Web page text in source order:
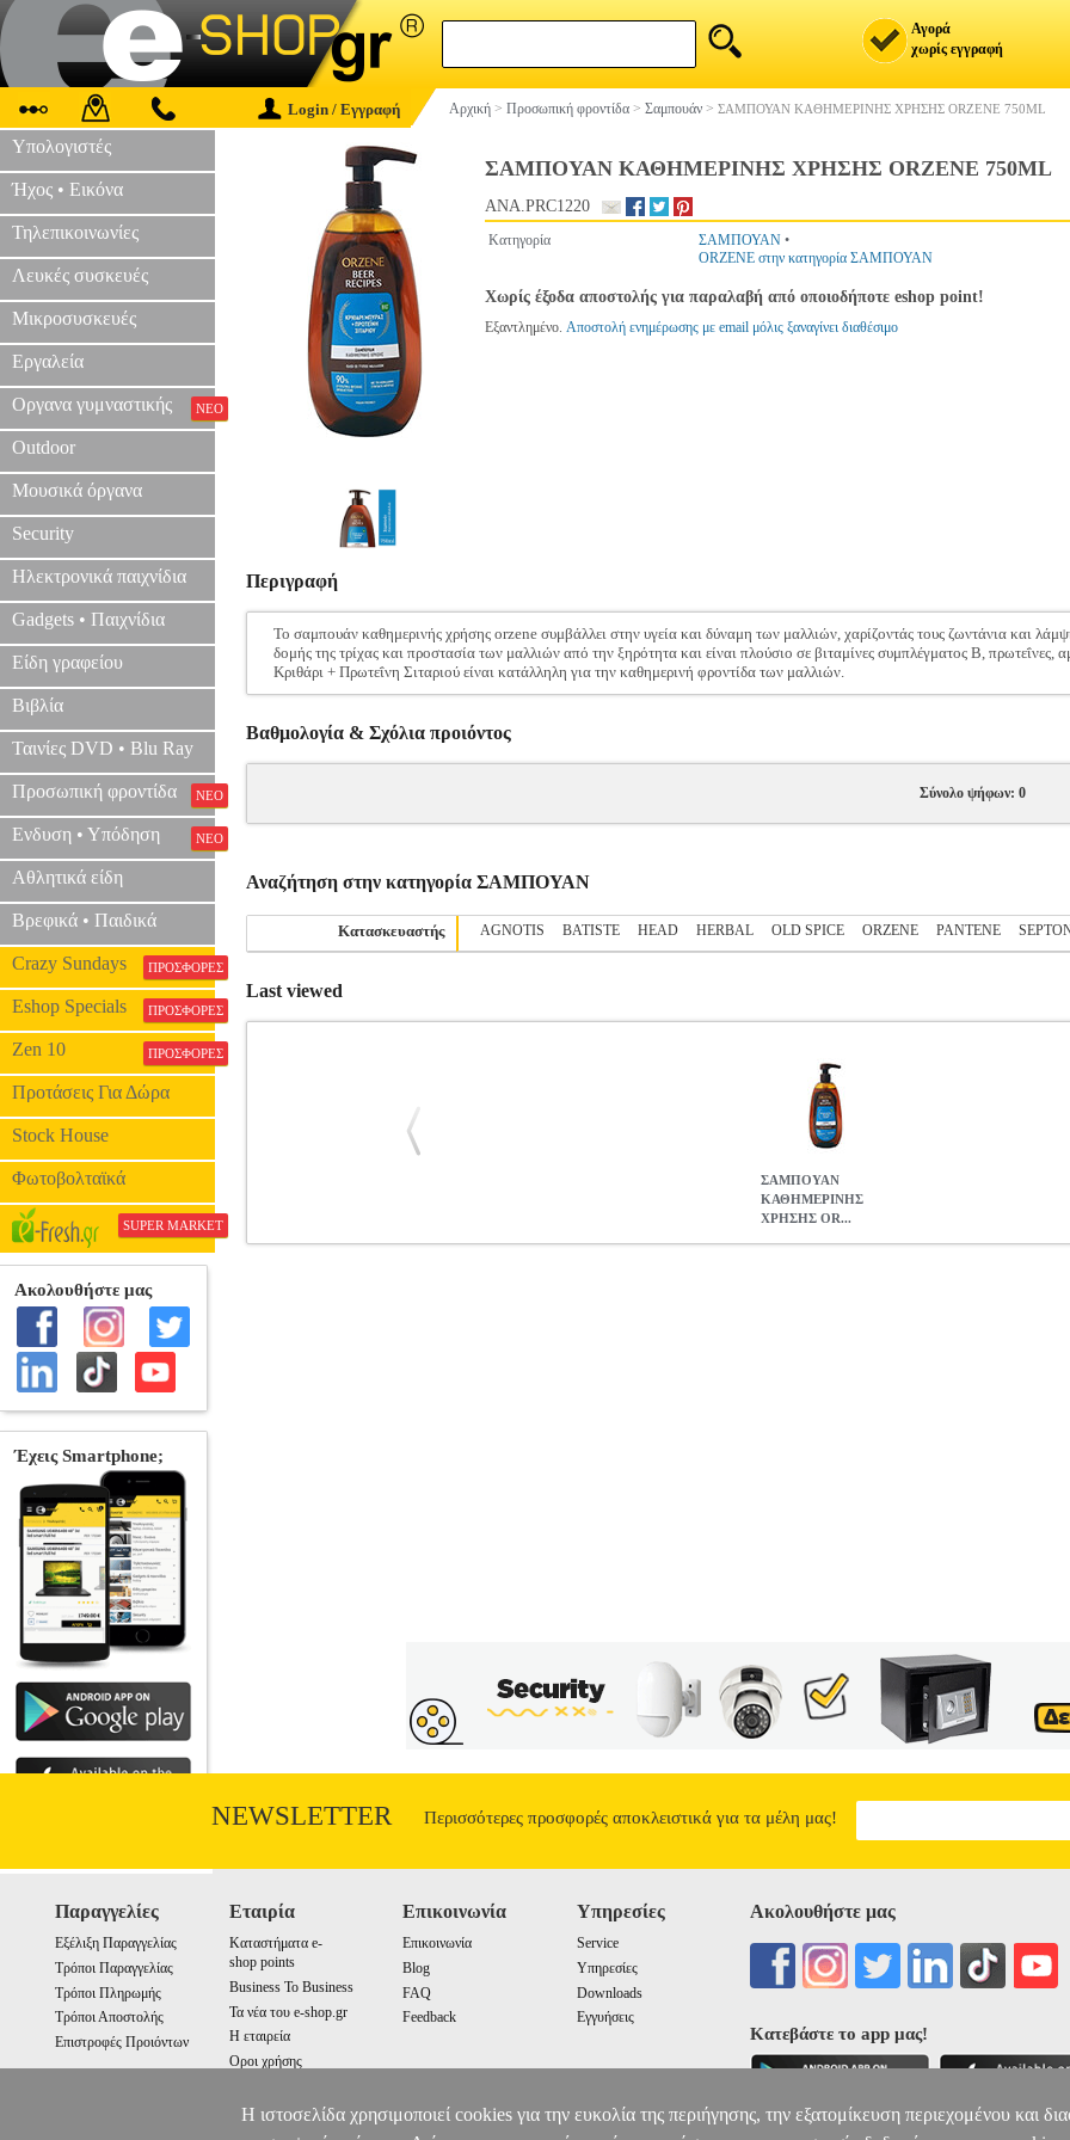
Αγορά
χωρίς εγγραφή
Login / Εγγραφή Αρχική > Προσωπική φροντίδα > Σαμπουάν > ΣΑΜΠΟΥΑΝ ΚΑΘΗΜΕΡΙΝΗΣ ΧΡΗΣΗΣ ORZENE 750ML
Υπολογιστές
Ήχος • Εικόνα
Τηλεπικοινωνίες
Λευκές συσκευές
Μικροσυσκευές
Εργαλεία
Οργανα γυμναστικής ΝΕΟ
Outdoor
Μουσικά όργανα
Security
Ηλεκτρονικά παιχνίδια
Gadgets • Παιχνίδια
Είδη γραφείου
Βιβλία
Ταινίες DVD • Blu Ray
Προσωπική φροντίδα ΝΕΟ
Ενδυση • Υπόδηση ΝΕΟ
Αθλητικά είδη
Βρεφικά • Παιδικά
Crazy Sundays ΠΡΟΣΦΟΡΕΣ
Eshop Specials ΠΡΟΣΦΟΡΕΣ
Zen 10 ΠΡΟΣΦΟΡΕΣ
Προτάσεις Για Δώρα
Stock House
Φωτοβολταϊκά
SUPER MARKET
ΣΑΜΠΟΥΑΝ ΚΑΘΗΜΕΡΙΝΗΣ ΧΡΗΣΗΣ ORZENE 750ML
ANA.PRC1220
Κατηγορία ΣΑΜΠΟΥΑΝ •
ORZENE στην κατηγορία ΣΑΜΠΟΥΑΝ
Χωρίς έξοδα αποστολής για παραλαβή από οποιοδήποτε eshop point!
Εξαντλημένο. Αποστολή ενημέρωσης με email μόλις ξαναγίνει διαθέσιμο
Περιγραφή
To σαμπουάν καθημερινής χρήσης orzene συμβάλλει στην υγεία και δύναμη των μαλλιών, χαρίζοντάς τους ζωντάνια και
δομής της τρίχας και προστασία των μαλλιών από την ξηρότητα και είναι πλούσιο σε βιταμίνες συμπλέγματος Β,
Κριθάρι + Πρωτεΐνη Σιταριού είναι κατάλληλη για την καθημερινή φροντίδα των μαλλιών.
Βαθμολογία & Σχόλια προιόντος
Σύνολο ψήφων: 0
Αναζήτηση στην κατηγορία ΣΑΜΠΟΥΑΝ
Κατασκευαστής AGNOTIS BATISTE HEAD HERBAL OLD SPICE ORZENE PANTENE
Last viewed
ΣΑΜΠΟΥΑΝ
ΚΑΘΗΜΕΡΙΝΗΣ
ΧΡΗΣΗΣ OR...
NEWSLETTER Περισσότερες προσφορές αποκλειστικά για τα μέλη μας!
Παραγγελίες
Εξέλιξη Παραγγελίας
Τρόποι Παραγγελίας
Τρόποι Πληρωμής
Τρόποι Αποστολής
Επιστροφές Προιόντων
Εταιρία
Καταστήματα e-
shop points
Business To Business
Τα νέα του e-shop.gr
Η εταιρεία
Οροι χρήσης
Επικοινωνία
Επικοινωνία
Blog
FAQ
Feedback
Υπηρεσίες
Service
Υπηρεσίες
Downloads
Εγγυήσεις
Ακολουθήστε μας
Κατεβάστε το app μας!
Η ιστοσελίδα χρησιμοποιεί cookies για την ευκολία της περιήγησης, την εξατομίκευση περιεχομένου και